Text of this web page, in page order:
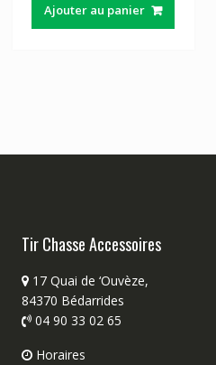
Ajouter au panier
Tir Chasse Accessoires
17 Quai de ‘Ouvèze,
84370 Bédarrides
04 90 33 02 65
Horaires